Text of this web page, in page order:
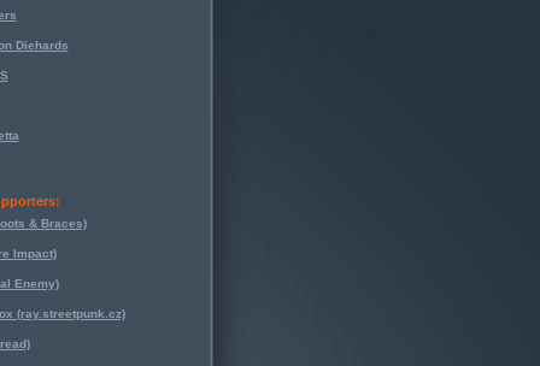
Diehards
& Braces)
Impact)
Enemy)
(ray.streetpunk.cz)